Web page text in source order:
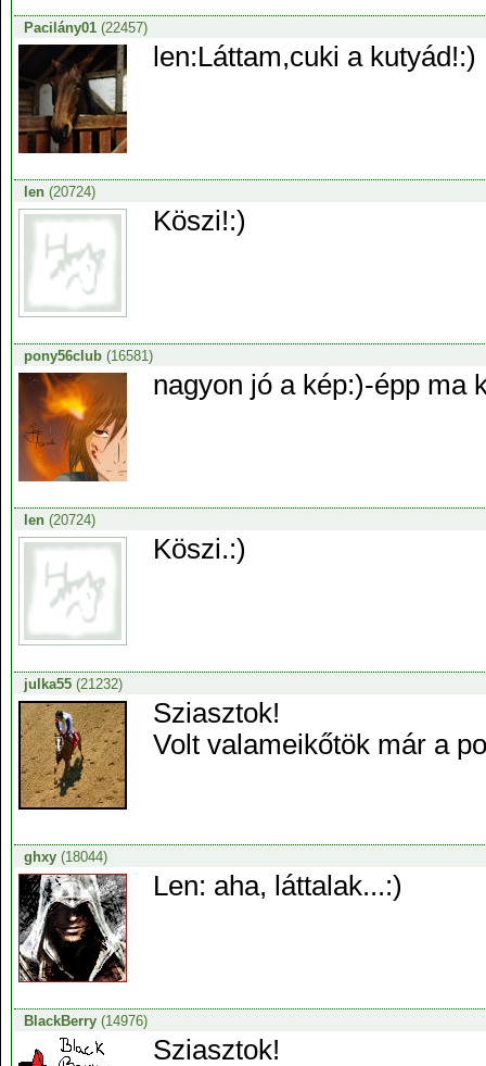
Pacilány01(22457)
len:Láttam,cuki a kutyád!:)
len(20724)
Köszi!:)
pony56club(16581)
nagyon jó a kép:)-épp ma
len(20724)
Köszi.:)
julka55(21232)
Sziasztok!
Volt valameikőtök már a
ghxy(18044)
Len: aha, láttalak...:)
BlackBerry(14976)
Sziasztok!